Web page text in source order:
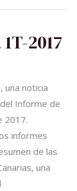
2017
una noticia
Informe de
2017.
informes
de las
una